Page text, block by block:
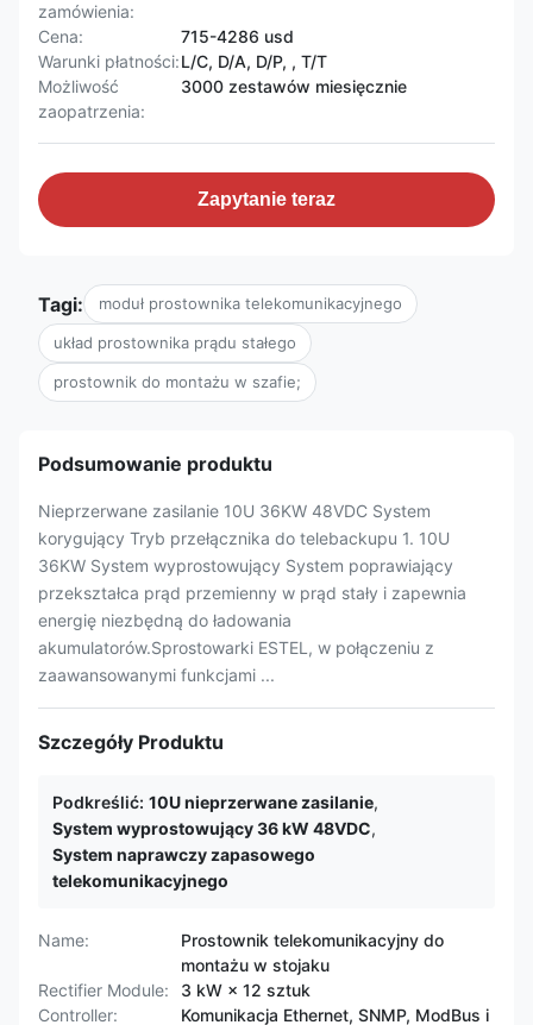
zamówienia:
Cena:
715-4286 usd
Warunki płatności:L/C, D/A, D/P, , T/T
Możliwość
zaopatrzenia:
3000 zestawów miesięcznie
Zapytanie teraz
Tagi: moduł prostownika telekomunikacyjnego
układ prostownika prądu stałego
prostownik do montażu w szafie;
Podsumowanie produktu
Nieprzerwane zasilanie 10U 36KW 48VDC System
korygujący Tryb przełącznika do telebackupu 1. 10U
36KW System wyprostowujący System poprawiający
przekształca prąd przemienny w prąd stały i zapewnia
energię niezbędną do ładowania
akumulatorów.Sprostowarki ESTEL, w połączeniu z
zaawansowanymi funkcjami ...
Szczegóły Produktu
Podkreślić: 10U nieprzerwane zasilanie,
System wyprostowujący 36 kW 48VDC,
System naprawczy zapasowego
telekomunikacyjnego
Name:
Prostownik telekomunikacyjny do
montażu w stojaku
Rectifier Module:
3 kW × 12 sztuk
Controller:
Komunikacja Ethernet, SNMP, ModBus i